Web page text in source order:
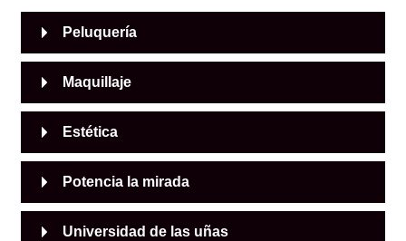
Peluquería
Maquillaje
Estética
Potencia la mirada
Universidad de las uñas